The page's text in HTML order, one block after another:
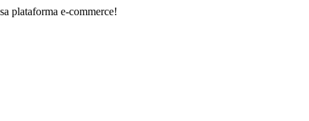
e-commerce!